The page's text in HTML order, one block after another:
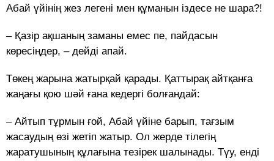
Абай үйінің жез легені мен құманын іздесе не шара?!
– Қазір ақшаның заманы емес пе, пайдасын
көресіңдер, – дейді апай.
Төкең жарына жатырқай қарады. Қаттырақ айтқанға
жаңағы қою шәй ғана кедергі болғандай:
– Айтып тұрмын ғой, Абай үйіне барып, тағзым
жасаудың өзі жетіп жатыр. Ол жерде тілегің
жаратушының құлағына тезірек шалынады. Түу, енді